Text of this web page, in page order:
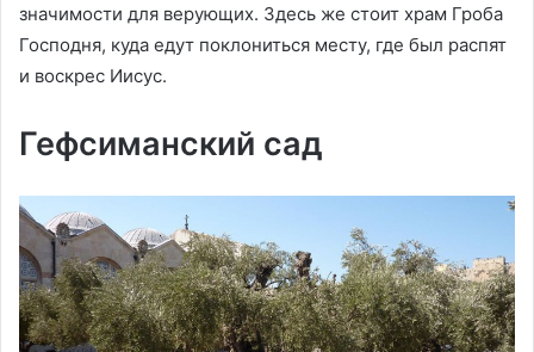
значимости для верующих. Здесь же стоит храм Гроба
Господня, куда едут поклониться месту, где был распят
и воскрес Иисус.
Гефсиманский сад